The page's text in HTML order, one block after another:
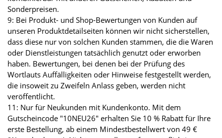
Sonderpreisen.
9: Bei Produkt- und Shop-Bewertungen von Kunden auf
unseren Produktdetailseiten können wir nicht sicherstellen,
dass diese nur von solchen Kunden stammen, die die Waren
oder Dienstleistungen tatsächlich genutzt oder erworben
haben. Bewertungen, bei denen bei der Prüfung des
Wortlauts Auffälligkeiten oder Hinweise festgestellt werden,
die insoweit zu Zweifeln Anlass geben, werden nicht
veröffentlicht.
11: Nur für Neukunden mit Kundenkonto. Mit dem
Gutscheincode "10NEU26" erhalten Sie 10 % Rabatt für Ihre
erste Bestellung, ab einem Mindestbestellwert von 49 €